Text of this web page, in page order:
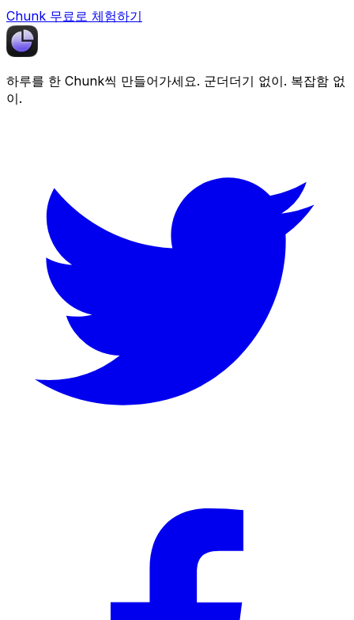
Chunk 무료로 체험하기
하루를 한 Chunk씩 만들어가세요. 군더더기 없이. 복잡함 없
이.